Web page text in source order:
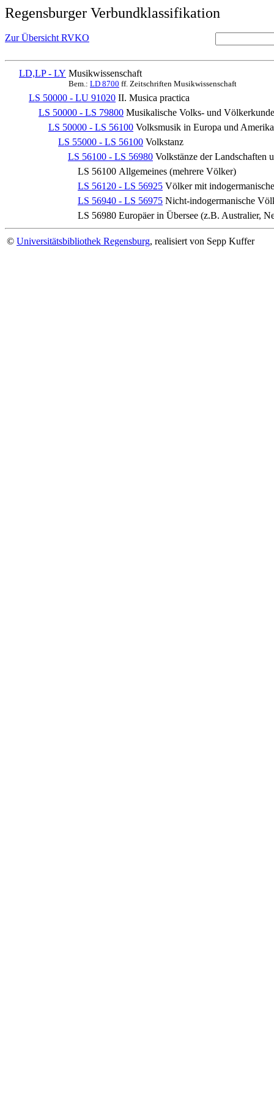
Regensburger Verbundklassifikation
Zur Übersicht RVKO
LD,LP - LY Musikwissenschaft
Bem.: LD 8700 ff. Zeitschriften Musikwissenschaft
LS 50000 - LU 91020 II. Musica practica
LS 50000 - LS 79800 Musikalische Volks- und
LS 50000 - LS 56100 Volksmusik in Europa und
LS 55000 - LS 56100 Volkstanz
LS 56100 - LS 56980 Volkstänze der Landschaften
LS 56100 Allgemeines (mehrere Völker)
LS 56120 - LS 56925 Völker mit
LS 56940 - LS 56975 Nicht-indogermanische
LS 56980 Europäer in Übersee (z.B. Australier,
© Universitätsbibliothek Regensburg, realisiert von Sepp Kuffer